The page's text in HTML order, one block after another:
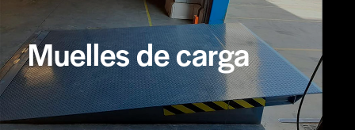
Muelles de carga